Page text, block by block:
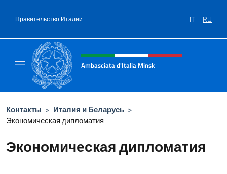
Правительство Италии IT RU
Шапка сайта, соцсети и
Ambasciata d'Italia Minsk
Контакты > Италия и Беларусь >
Экономическая дипломатия
Экономическая дипломатия